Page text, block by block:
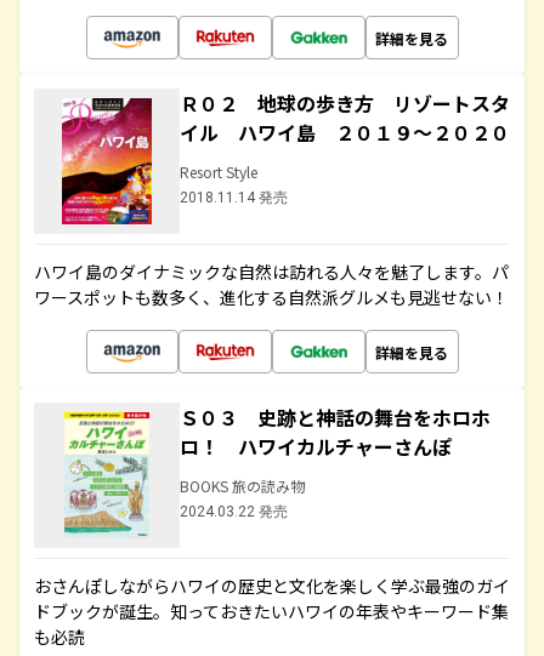
詳細を見る
Ｒ０２ 地球の歩き方 リゾートスタ
イル ハワイ島 ２０１９～２０２０
Resort Style
2018.11.14 発売
ハワイ島のダイナミックな自然は訪れる人々を魅了します。パ
ワースポットも数多く、進化する自然派グルメも見逃せない！
詳細を見る
Ｓ０３ 史跡と神話の舞台をホロホ
ロ！ ハワイカルチャーさんぽ
BOOKS 旅の読み物
2024.03.22 発売
おさんぽしながらハワイの歴史と文化を楽しく学ぶ最強のガイ
ドブックが誕生。知っておきたいハワイの年表やキーワード集
も必読